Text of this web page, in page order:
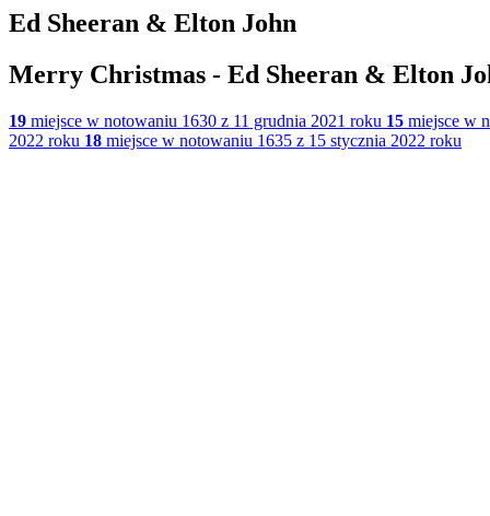
Ed Sheeran & Elton John
Merry Christmas - Ed Sheeran & Elton
19 miejsce w notowaniu 1630 z 11 grudnia 2021 roku 15 miejsce w
2022 roku 18 miejsce w notowaniu 1635 z 15 stycznia 2022 roku